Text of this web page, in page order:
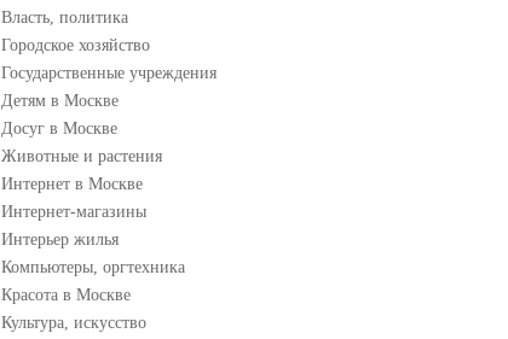
Власть, политика
Городское хозяйство
Государственные учреждения
Детям в Москве
Досуг в Москве
Животные и растения
Интернет в Москве
Интернет-магазины
Интерьер жилья
Компьютеры, оргтехника
Красота в Москве
Культура, искусство